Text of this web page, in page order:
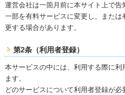
運営会社は一箇月前に本サイト上で
一部を有料サービスに変更し、また
更する場合があります。
第2条（利用者登録）
本サービスの中には、利用する際に利
ます。
どのサービスについて利用者登録が